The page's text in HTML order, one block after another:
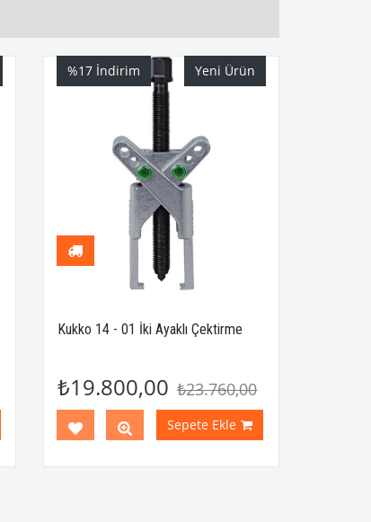
Kukko 14 - 01 İki Ayaklı Çektirme
₺19.800,00 ₺23.760,00
Sepete Ekle
%17 İndirim Yeni Ürün